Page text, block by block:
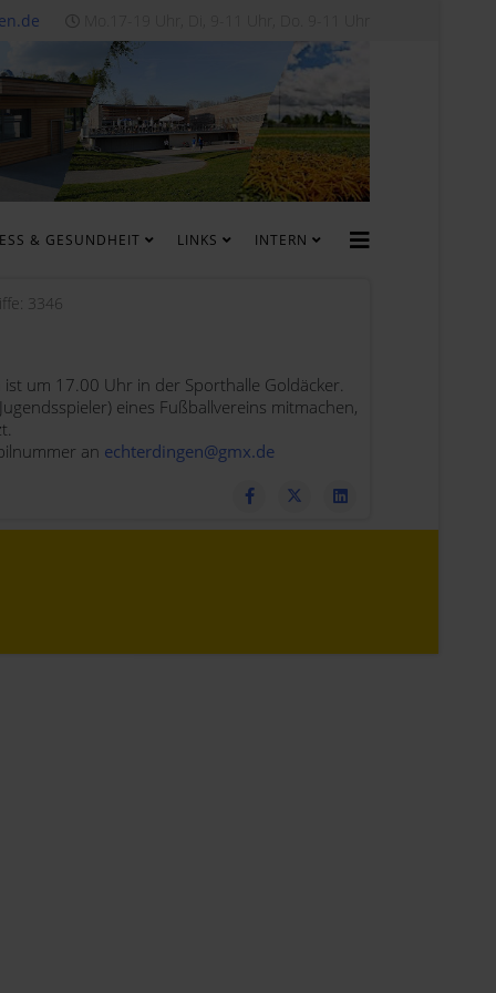
& GESUNDHEIT LINKS INTERN
3346
um 17.00 Uhr in der Sporthalle Goldäcker.
eines Fußballvereins mitmachen,
an echterdingen@gmx.de